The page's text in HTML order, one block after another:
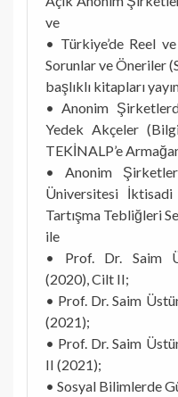
ve
• Türkiye’de Reel
Sorunlar ve Öneriler
başlıklı kitapları
• Anonim
Yedek Akçeler
TEKİNALP’e
• Anonim
Üniversitesi
Tartışma Tebliğleri
ile
• Prof. Dr. Saim
(2020), Cilt II;
• Prof. Dr. Saim
(2021);
• Prof. Dr. Saim
II (2021);
• Sosyal Bilimlerde